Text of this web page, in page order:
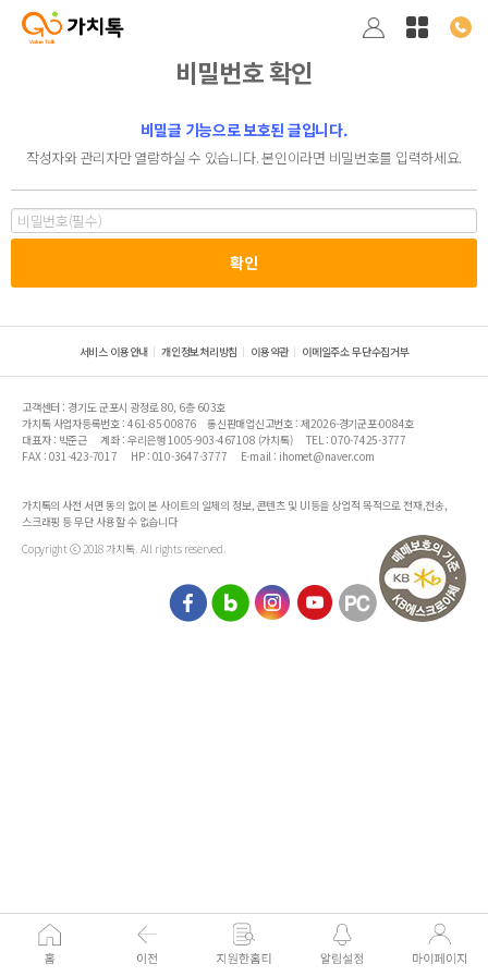
비밀번호 확인
비밀글 기능으로 보호된 글입니다.
작성자와 관리자만 열람하실 수 있습니다. 본인이라면 비밀번호를 입력하세요.
서비스 이용안내 개인정보처리방침 이용약관 이메일주소 무단수집거부
고객센터 : 경기도 군포시 광정로 80, 6층 603호
가치톡 사업자등록번호 : 461-85-00876
통신판매업신고번호 : 제2026-경기군포-0084호
대표자 : 박준근
계좌 : 우리은행 1005-903-467108 (가치톡)
TEL : 070-7425-3777
FAX : 031-423-7017
HP : 010-3647-3777 E-mail : ihomet@naver.com
가치톡의 사전 서면 동의 없이 본 사이트의 일체의 정보, 콘텐츠 및 UI등을 상업적 목적으로 전재,전송,
스크래핑 등 무단 사용할 수 없습니다
Copyright ⓒ 2018 가치톡. All rights reserved.